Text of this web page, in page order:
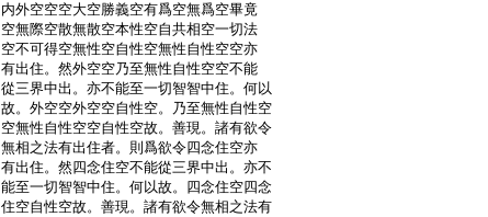
内外空空空大空勝義空有爲空無爲空畢竟
空無際空散無散空本性空自共相空一切法
空不可得空無性空自性空無性自性空空亦
有出住。然外空空乃至無性自性空空不能
從三界中出。亦不能至一切智智中住。何以
故。外空空外空空自性空。乃至無性自性空
空無性自性空空自性空故。善現。諸有欲令
無相之法有出住者。則爲欲令四念住空亦
有出住。然四念住空不能從三界中出。亦不
能至一切智智中住。何以故。四念住空四念
住空自性空故。善現。諸有欲令無相之法有